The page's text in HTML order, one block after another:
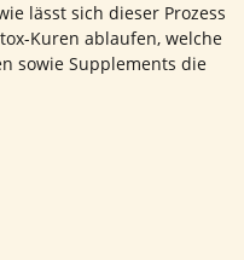
lässt sich dieser Prozess
Kuren ablaufen, welche
sowie Supplements die